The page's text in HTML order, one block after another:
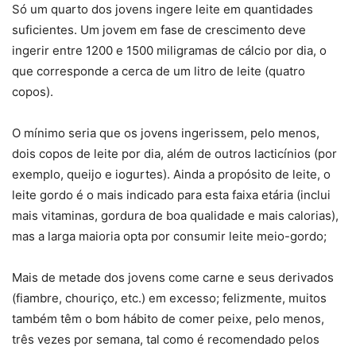
Só um quarto dos jovens ingere leite em quantidades
suficientes. Um jovem em fase de crescimento deve
ingerir entre 1200 e 1500 miligramas de cálcio por dia, o
que corresponde a cerca de um litro de leite (quatro
copos).
O mínimo seria que os jovens ingerissem, pelo menos,
dois copos de leite por dia, além de outros lacticínios (por
exemplo, queijo e iogurtes). Ainda a propósito de leite, o
leite gordo é o mais indicado para esta faixa etária (inclui
mais vitaminas, gordura de boa qualidade e mais calorias),
mas a larga maioria opta por consumir leite meio-gordo;
Mais de metade dos jovens come carne e seus derivados
(fiambre, chouriço, etc.) em excesso; felizmente, muitos
também têm o bom hábito de comer peixe, pelo menos,
três vezes por semana, tal como é recomendado pelos